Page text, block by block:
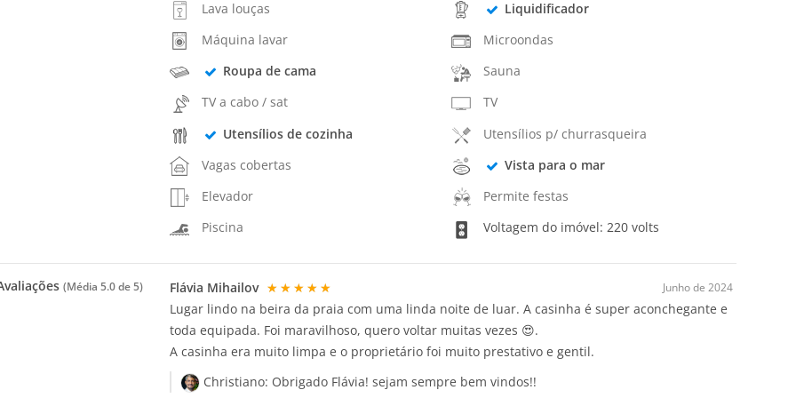
Lava louças
Liquidificador
Máquina lavar
Microondas
Roupa de cama
Sauna
TV a cabo / sat
TV
Utensílios de cozinha
Utensílios p/ churrasqueira
Vagas cobertas
Vista para o mar
Elevador
Permite festas
Piscina
Voltagem do imóvel: 220 volts
(Média 5.0 de 5) Junho de 2024
Flávia Mihailov ★★★★★
Lugar lindo na beira da praia com uma linda noite de luar. A casinha é super aconchegante e
toda equipada. Foi maravilhoso, quero voltar muitas vezes 😍.
A casinha era muito limpa e o proprietário foi muito prestativo e gentil.
Christiano: Obrigado Flávia! sejam sempre bem vindos!!